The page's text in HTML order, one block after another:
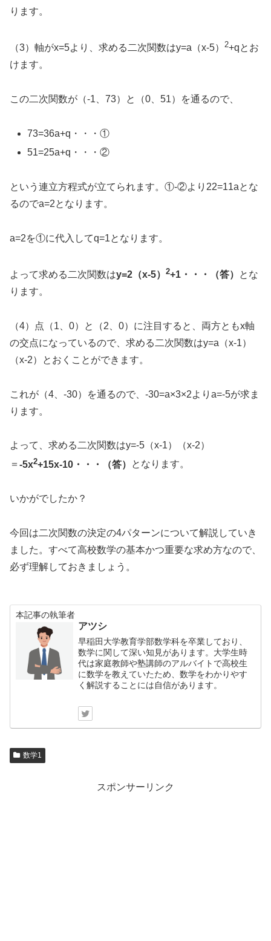
ります。
（3）軸がx=5より、求める二次関数はy=a（x-5） 2+qとお
けます。
この二次関数が（-1、73）と（0、51）を通るので、
73=36a+q・・・①
51=25a+q・・・②
という連立方程式が立てられます。①-②より22=11aとな
るのでa=2となります。
a=2を①に代入してq=1となります。
よって求める二次関数はy=2（x-5） 2+1・・・（答）
とな
ります。
（4）点（1、0）と（2、0）に注目すると、両方ともx軸
の交点になっているので、求める二次関数はy=a（x-1）
（x-2）とおくことができます。
これが（4、-30）を通るので、-30=a×3×2よりa=-5が求ま
ります。
よって、求める二次関数はy=-5（x-1）（x-2）
＝ -5x2+15x-10・・・（答） となります。
いかがでしたか？
今回は二次関数の決定の4パターンについて解説していき
ました。すべて高校数学の基本かつ重要な求め方なので、
必ず理解しておきましょう。
本記事の執筆者
アツシ
早稲田大学教育学部数学科を卒業しており、
数学に関して深い知見があります。大学生時
代は家庭教師や塾講師のアルバイトで高校生
に数学を教えていたため、数学をわかりやす
く解説することには自信があります。
数学1
スポンサーリンク